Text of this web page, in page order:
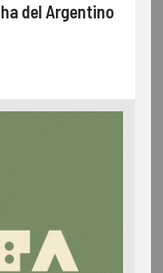
del Argentino